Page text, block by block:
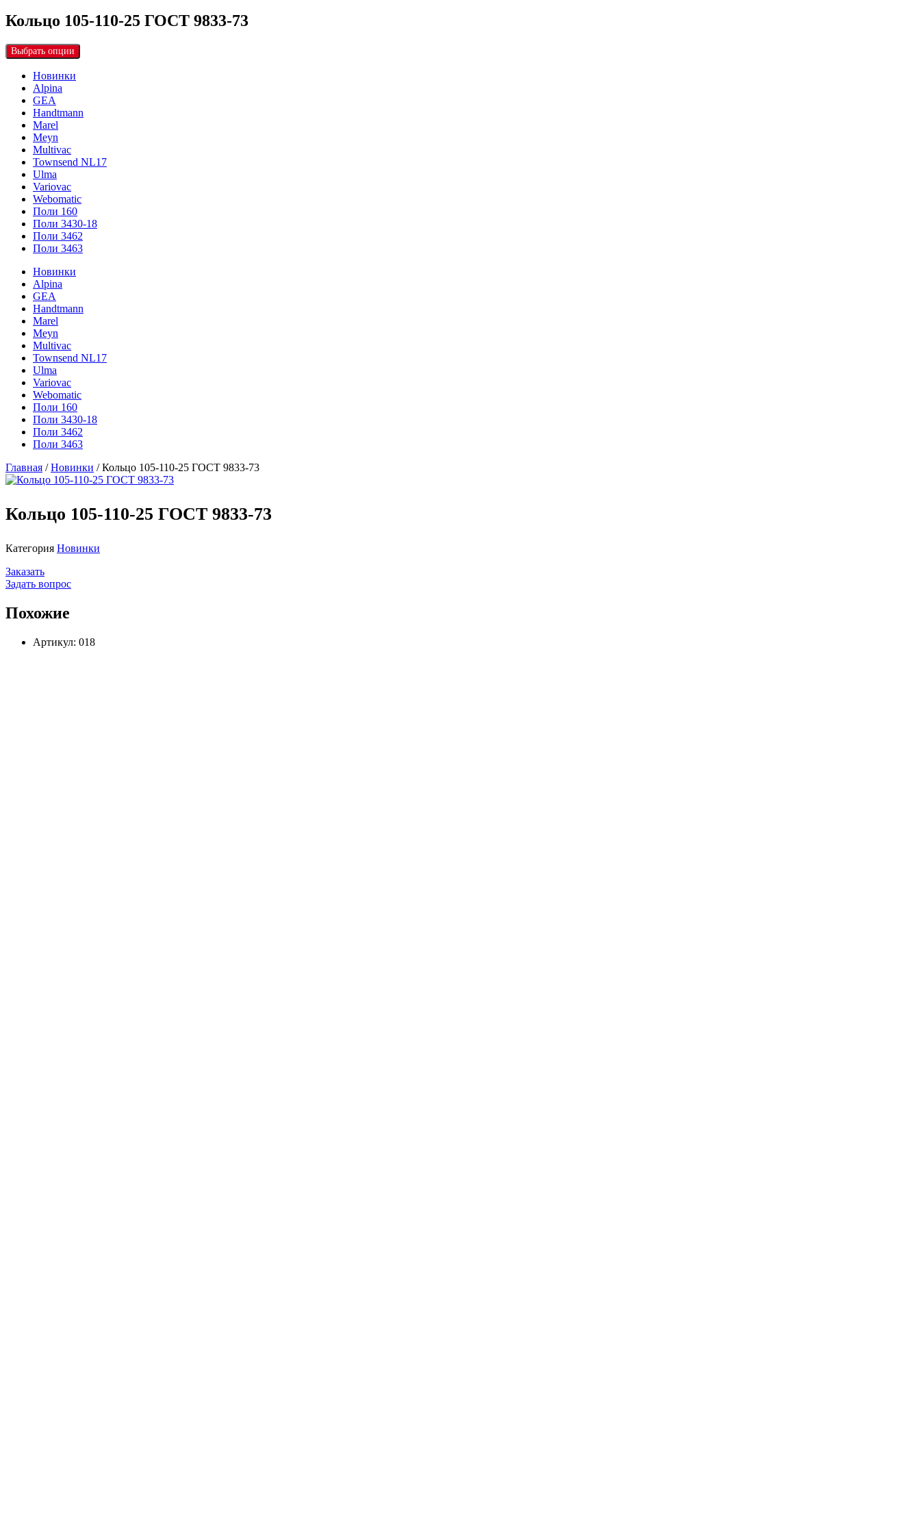
Кольцо 105-110-25 ГОСТ 9833-73
Выбрать опции
Новинки
Alpina
GEA
Handtmann
Marel
Meyn
Multivac
Townsend NL17
Ulma
Variovac
Webomatic
Поли 160
Поли 3430-18
Поли 3462
Поли 3463
Новинки
Alpina
GEA
Handtmann
Marel
Meyn
Multivac
Townsend NL17
Ulma
Variovac
Webomatic
Поли 160
Поли 3430-18
Поли 3462
Поли 3463
Главная /Новинки / Кольцо 105-110-25 ГОСТ 9833-73
Кольцо 105-110-25 ГОСТ 9833-73
Категория Новинки
Заказать
Задать вопрос
Похожие
Артикул: 018